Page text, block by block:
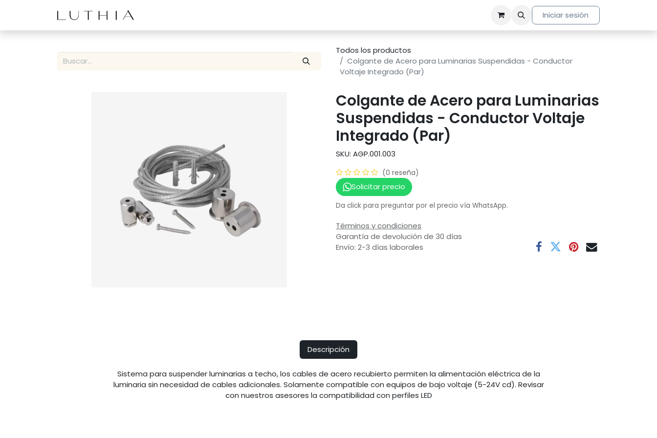
Iniciar sesión
Todos los productos
Colgante de Acero para Luminarias Suspendidas - Conductor
Voltaje Integrado (Par)
Colgante de Acero para Luminarias
Suspendidas - Conductor Voltaje
Integrado (Par)
SKU: AGP.001.003
(0 reseña)
Solicitar precio
Da click para preguntar por el precio vía WhatsApp.
Términos y condiciones
Garantía de devolución de 30 días
Envío: 2-3 días laborales
Descripción
Sistema para suspender luminarias a techo, los cables de acero recubierto permiten la alimentación eléctrica de la
luminaria sin necesidad de cables adicionales. Solamente compatible con equipos de bajo voltaje (5-24V cd). Revisar
con nuestros asesores la compatibilidad con perfiles LED